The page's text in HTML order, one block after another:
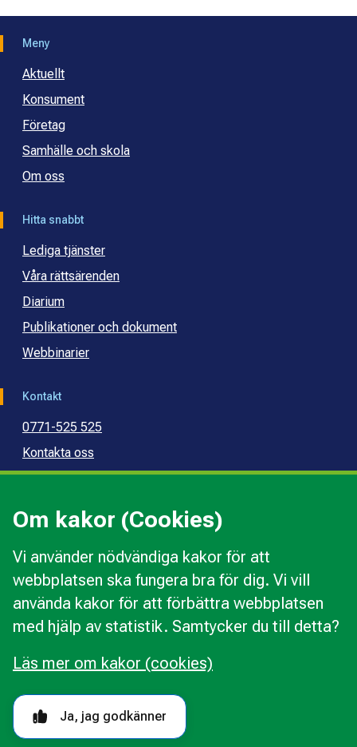
Om kakor (Cookies)
Vi använder nödvändiga kakor för att
webbplatsen ska fungera bra för dig. Vi vill
använda kakor för att förbättra webbplatsen
med hjälp av statistik. Samtycker du till detta?
Ja, jag godkänner
Läs mer om kakor (cookies)
Meny
Aktuellt
Konsument
Företag
Samhälle och skola
Om oss
Hitta snabbt
Lediga tjänster
Våra rättsärenden
Diarium
Publikationer och dokument
Webbinarier
Kontakt
0771-525 525
Kontakta oss
Press
Kommunal budget- och skuldrådgivning
Om webbplatsen
Behandling av personuppgifter